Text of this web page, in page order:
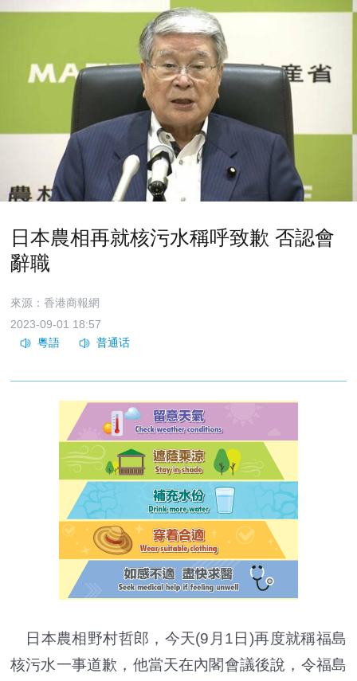
日本農相再就核污水稱呼致歉 否認會
辭職
來源：香港商報網
2023-09-01 18:57
日本農相野村哲郎，今天(9月1日)再度就稱福島
核污水一事道歉，他當天在內閣會議後說，令福島